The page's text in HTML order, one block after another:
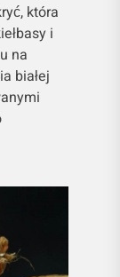
która
i
na
białej